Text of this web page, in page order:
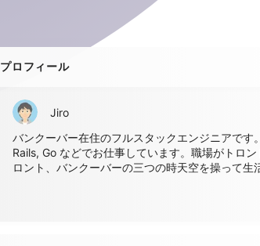
プロフィール
Jiro
バンクーバー在住のフルスタックエンジニアです
Rails, Go などでお仕事しています。職場がトロン
ロント、バンクーバーの三つの時天空を操って生